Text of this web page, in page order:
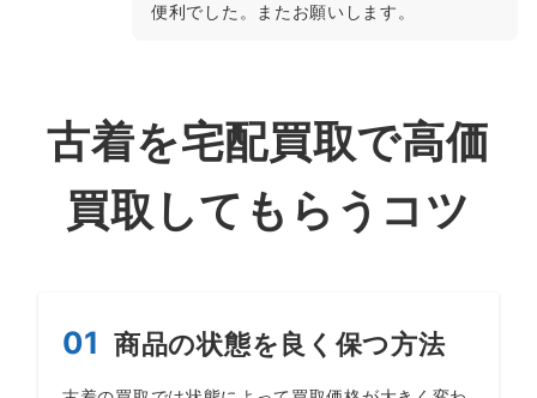
便利でした。またお願いします。
古着を宅配買取で高価
買取してもらうコツ
01 商品の状態を良く保つ方法